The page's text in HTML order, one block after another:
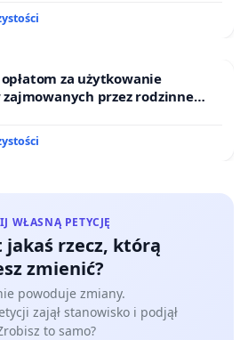
za użytkowanie
przez rodzinne
WŁASNĄ PETYCJĘ
jakaś rzecz, którą
zmienić?
powoduje zmiany.
zajął stanowisko i podjął
to samo?